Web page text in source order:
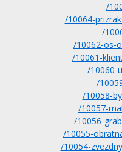
/
/10064-
/
/10062-os-
/10061-
/10060-
/
/10058-
/10057-
/10056-
/10055-
/10054-